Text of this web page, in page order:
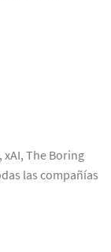
xAI, The Boring
las compañías